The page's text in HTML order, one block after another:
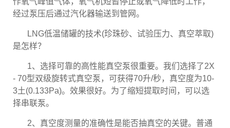
经过泵压后通过汽化器输送到管网。
LNG低温储罐的技术(珍珠砂、试验压力、真空萃取)
是怎样？
1、 选择可靠的高性能真空泵很重要。我们选择了2X
- 70型双级旋转式真空泵，可获得70升/秒，真空度为10-
3土(0.133Pa)。效果很好。为了缩短提取时间，可以选
择串联泵。
2、真空度测量的准确性是能否抽真空的关键。普通